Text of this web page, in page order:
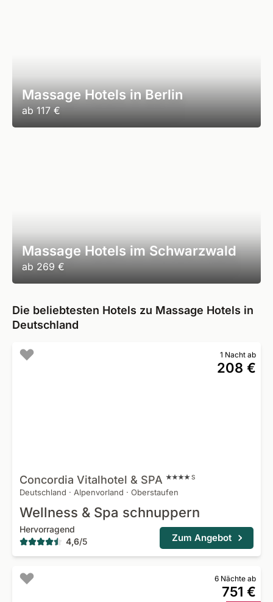
Massage Hotels in Berlin
ab 117 €
Massage Hotels im Schwarzwald
ab 269 €
Die beliebtesten Hotels zu Massage Hotels in
Deutschland
1 Nacht ab
208 €
Concordia Vitalhotel & SPA S
Deutschland · Alpenvorland · Oberstaufen
Wellness & Spa schnuppern
Hervorragend
4,6/5 Zum Angebot
6 Nächte ab
751 €